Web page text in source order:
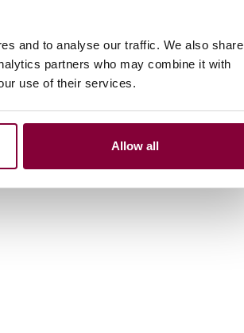
and to analyse our traffic. We also share
partners who may combine it with
use of their services.
Allow all